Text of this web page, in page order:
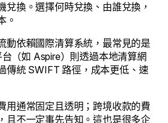
兌換。選擇何時兌換、由誰兌換，
。
動依賴國際清算系統，最常見的是
（如 Aspire）則透過本地清算網
傳統 SWIFT 路徑，成本更低、速
用通常固定且透明；跨境收款的費
且不一定事先告知。這也是很多企